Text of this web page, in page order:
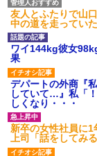
【悲報】佐藤輝明
でも盛大にやらか
しませないでくれ
友人とふたりで山
中の道を走ってい
ワイ144kg彼女
果
デパートの外商『
していて…』私「
しくなり・・・
新卒の女性社員に1
上司「話をしてみ